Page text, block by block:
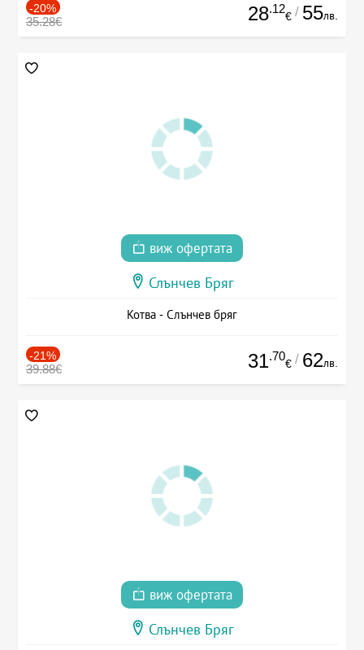
-20%
35.28€ 28.12
€ / 55лв.
виж офертата
Слънчев Бряг
Котва - Слънчев бряг
-21%
39.88€ 31.70
€ / 62лв.
виж офертата
Слънчев Бряг